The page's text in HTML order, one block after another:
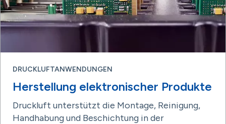
DRUCKLUFTANWENDUNGEN
Herstellung elektronischer Produkte
Druckluft unterstützt die Montage, Reinigung,
Handhabung und Beschichtung in der